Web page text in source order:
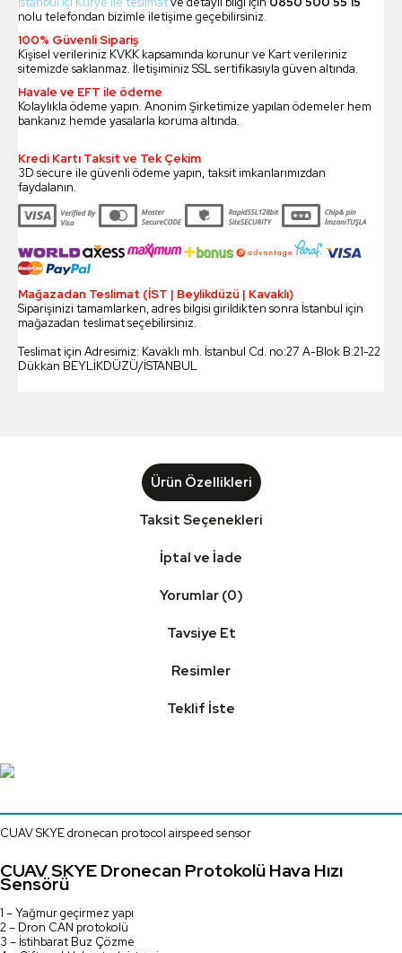
nolu telefondan bizimle iletişime geçebilirsiniz.
100% Güvenli Sipariş
Kişisel verileriniz KVKK kapsamında korunur ve Kart verileriniz
sitemizde saklanmaz. İletişiminiz SSL sertifikasıyla güven altında.
Havale ve EFT ile ödeme
Kolaylıkla ödeme yapın. Anonim Şirketimize yapılan ödemeler hem
bankanız hemde yasalarla koruma altında.
Kredi Kartı Taksit ve Tek Çekim
3D secure ile güvenli ödeme yapın, taksit imkanlarımızdan
faydalanın.
Mağazadan Teslimat (İST | Beylikdüzü | Kavaklı)
Siparişinizi tamamlarken, adres bilgisi girildikten sonra İstanbul için
mağazadan teslimat seçebilirsiniz.
Teslimat için Adresimiz: Kavaklı mh. İstanbul Cd. no:27 A-Blok B:21-22
Dükkan BEYLİKDÜZÜ/İSTANBUL
Ürün Özellikleri
Taksit Seçenekleri
İptal ve İade
Yorumlar (0)
Tavsiye Et
Resimler
Teklif İste
CUAV SKYE dronecan protocol airspeed sensor
CUAV SKYE Dronecan Protokolü Hava Hızı
Sensörü
1 – Yağmur geçirmez yapı
2 – Dron CAN protokolü
3 – İstihbarat Buz Çözme